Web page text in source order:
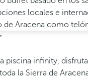
locales e
de Aracena como
piscina infinity,
la Sierra de